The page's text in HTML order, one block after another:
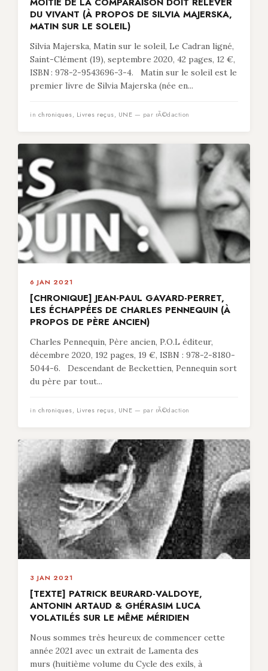
DU VIVANT (À PROPOS DE SILVIA MAJERSKA,
MATIN SUR LE SOLEIL)
Silvia Majerska, Matin sur le soleil, Le Cadran ligné,
Saint-Clément (19), septembre 2020, 42 pages, 12 €,
ISBN : 978-2-9543696-3-4. Matin sur le soleil est le
premier livre de Silvia Majerska (née en...
in chroniques, Livres reçus, UNE — par rÃ©daction
6 JAN 2021
[CHRONIQUE] JEAN-PAUL GAVARD-PERRET,
LES ÉCHAPPÉES DE CHARLES PENNEQUIN (À
PROPOS DE PÈRE ANCIEN)
Charles Pennequin, Père ancien, P.O.L éditeur,
décembre 2020, 192 pages, 19 €, ISBN : 978-2-8180-
5044-6. Descendant de Beckettien, Pennequin sort
du père par tout...
in chroniques, Livres reçus, UNE — par rÃ©daction
3 JAN 2021
[TEXTE] PATRICK BEURARD-VALDOYE,
ANTONIN ARTAUD & GHÉRASIM LUCA
VOLATILÉS SUR LE MÊME MÉRIDIEN
Nous sommes très heureux de commencer cette
année 2021 avec un extrait de Lamenta des
murs (huitième volume du Cycle des exils, à